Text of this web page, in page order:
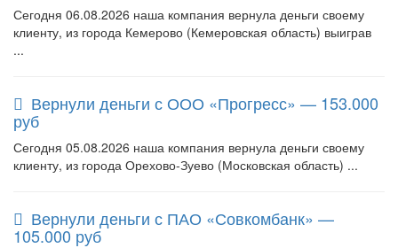
Сегодня 06.08.2026 наша компания вернула деньги своему
клиенту, из города Кемерово (Кемеровская область) выиграв
...
Вернули деньги с ООО «Прогресс» — 153.000
руб
Сегодня 05.08.2026 наша компания вернула деньги своему
клиенту, из города Орехово-Зуево (Московская область) ...
Вернули деньги с ПАО «Совкомбанк» —
105.000 руб